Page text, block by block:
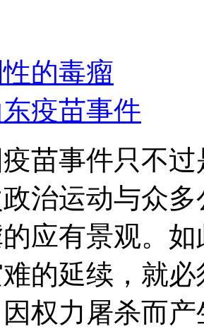
的毒瘤
疫苗事件
苗事件只不
治运动与众
应有景观。
的延续，就
权力屠杀而